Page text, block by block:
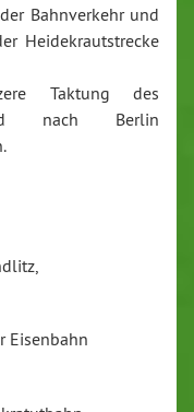
Bahnverkehr und
Heidekrautstrecke
Taktung des
nach Berlin
Eisenbahn